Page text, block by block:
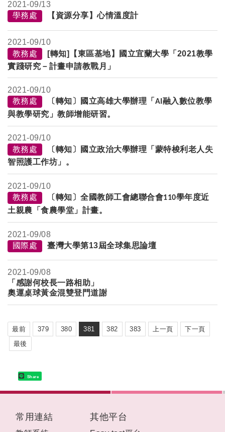
2021-09/13
學務處
【資源分享】心情溫度計
2021-09/10
教務處
[轉知]【東區基地】國立宜蘭大學「2021教學
實踐研究－計畫申請教戰月」
2021-09/10
教務處
〔轉知〕國立高雄大學辦理「 AI 融入數位教學
與教學研究」教師增能研習。
2021-09/10
教務處
〔轉知〕國立政治大學辦理「蒙特梭利老人失
智照護工作坊」。
2021-09/10
教務處
〔轉知〕全國教師工會總聯合會110學年度近
土親農「食農學堂」計畫。
2021-09/08
國際處
臺灣大學第13屆全球集思論壇
2021-09/08
「感謝何校長一路相助」
奧運桌球黃金混雙登門道謝
最前 379 380 381 382 383 上一頁
下一頁
最後
Share
常用連結 其他平台